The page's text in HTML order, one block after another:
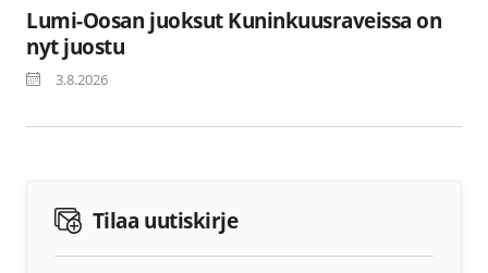
Lumi-Oosan juoksut Kuninkuusraveissa on
nyt juostu
3.8.2026
Tilaa uutiskirje